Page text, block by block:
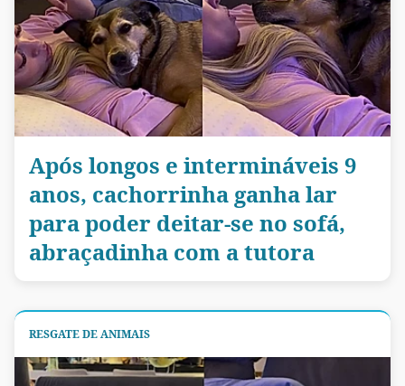
Após longos e intermináveis 9
anos, cachorrinha ganha lar
para poder deitar-se no sofá,
abraçadinha com a tutora
RESGATE DE ANIMAIS